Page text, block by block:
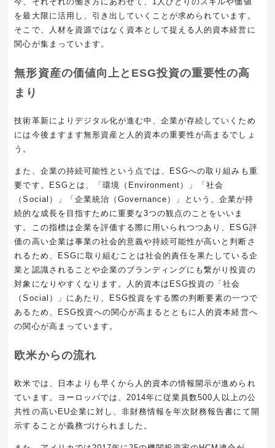
を最大限に活用し、引き出していくことが求められています。
そこで、人材を資源ではなく資本として捉える人的資本経営に
関心が集まっています。
無形資産の価値向上とESG投資の重要性の高
まり
技術革新によりデジタル化が進む中、企業が存続していくため
には今後ますます無形資産と人的資本の重要性が高まるでしょ
う。
また、企業の持続可能性という点では、ESGへの取り組みも重
要です。ESGとは、「環境（Environment）」「社会
（Social）」「企業統治（Governance）」という、企業が持
続的な成長を目指すために重要な3つの観点のことをいいま
す。この指標は企業を評価する際に用いられつつあり、ESG評
価の高い企業は事業の社会的意義や持続可能性が高いと判断さ
れるため、ESGに取り組むことは社会的責任を果たしている企
業と認識されることや企業のブランディングにも繋がり投資の
対象になりやすくなります。人的資本はESG投資の「社会
（Social）」にあたり、ESG投資をする際の判断要素の一つで
あるため、ESG投資への関心が高まるとともに人的資本経営へ
の関心が高まっています。
欧米からの流れ
欧米では、日本よりも早くから人的資本の情報開示が進められ
ています。ヨーロッパでは、2014年に従業員数500人以上の公
共性の高いEU企業に対し、非財務情報を年次財務報告書にて開
示することが義務づけられました。